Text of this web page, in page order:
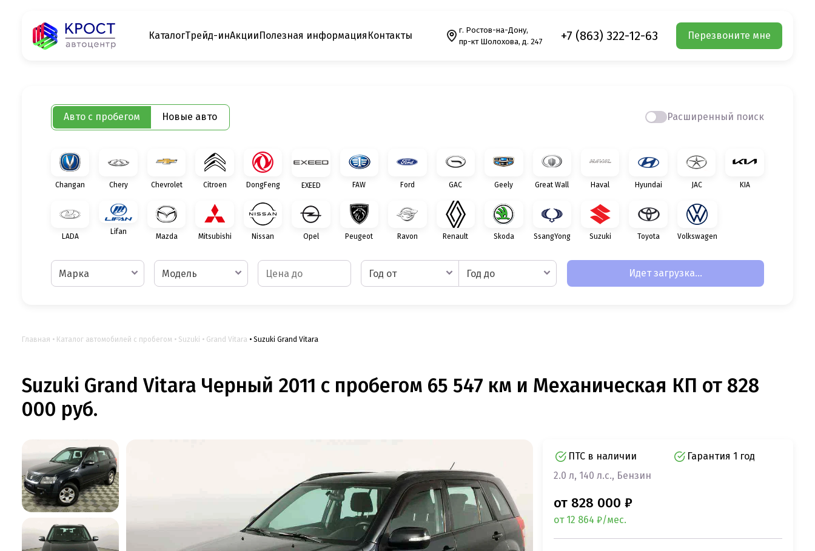
КаталогТрейд-инАкцииПолезная информация Контакты
г. Ростов-на-Дону,
пр-кт Шолохова, д. 247
+7 (863) 322-12-63 Перезвоните мне
Авто с пробегом Новые авто Расширенный поиск
Changan Chery Chevrolet Citroen DongFeng EXEED FAW Ford GAC Geely Great Wall Haval Hyundai JAC KIA
LADA
Lifan
Mazda Mitsubishi Nissan Opel Peugeot Ravon Renault Skoda SsangYong Suzuki Toyota Volkswagen
Марка Модель Год от Год до Идет загрузка...
Главная Каталог автомобилей с пробегом Suzuki Grand Vitara Suzuki Grand Vitara
Suzuki Grand Vitara Черный 2011 с пробегом 65 547 км и Механическая КП от 828
000 руб.
ПТС в наличии
Гарантия 1 год
2.0 л, 140 л.с., Бензин
от 828 000 ₽
от 12 864 ₽/мес.